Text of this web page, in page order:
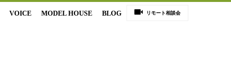
リモート相談会
VOICE MODEL HOUSE BLOG